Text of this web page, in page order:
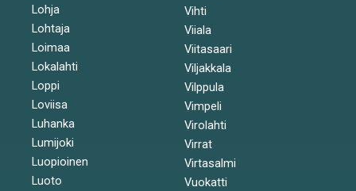
Lohja
Lohtaja
Loimaa
Lokalahti
Loppi
Loviisa
Luhanka
Lumijoki
Luopioinen
Luoto
Vihti
Viiala
Viitasaari
Viljakkala
Vilppula
Vimpeli
Virolahti
Virrat
Virtasalmi
Vuokatti